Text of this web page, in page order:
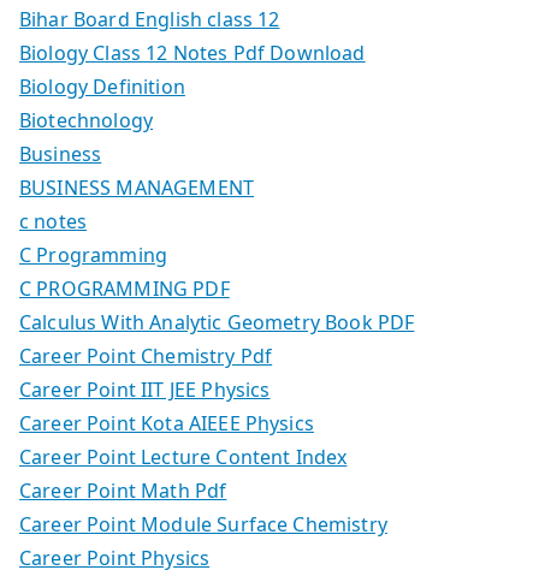
Bihar Board English class 12
Biology Class 12 Notes Pdf Download
Biology Definition
Biotechnology
Business
BUSINESS MANAGEMENT
c notes
C Programming
C PROGRAMMING PDF
Calculus With Analytic Geometry Book PDF
Career Point Chemistry Pdf
Career Point IIT JEE Physics
Career Point Kota AIEEE Physics
Career Point Lecture Content Index
Career Point Math Pdf
Career Point Module Surface Chemistry
Career Point Physics